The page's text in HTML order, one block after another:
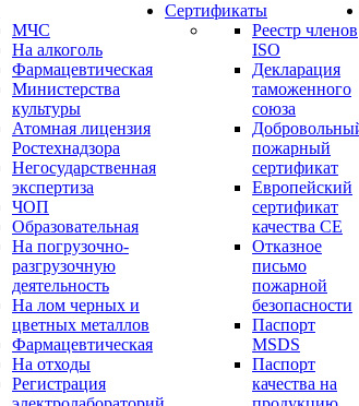
МЧС
На алкоголь
Фармацевтическая
Министерства
культуры
Атомная лицензия
Ростехнадзора
Негосударственная
экспертиза
ЧОП
Образовательная
На погрузочно-
разгрузочную
деятельность
На лом черных и
цветных металлов
Фармацевтическая
На отходы
Регистрация
Сертификаты
Реестр членов
ISO
Декларация
таможенного
союза
пожарный
сертификат
Европейский
сертификат
качества СЕ
Отказное
письмо
пожарной
безопасности
Паспорт
МSDS
Паспорт
качества на